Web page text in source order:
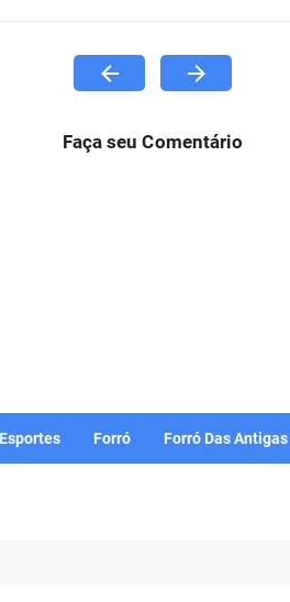
Faça seu Comentário
Esportes Forró Forró Das Antigas